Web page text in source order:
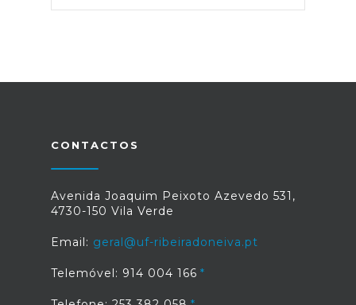
CONTACTOS
Avenida Joaquim Peixoto Azevedo 531,
4730-150 Vila Verde
Email: geral@uf-ribeiradoneiva.pt
Telemóvel: 914 004 166